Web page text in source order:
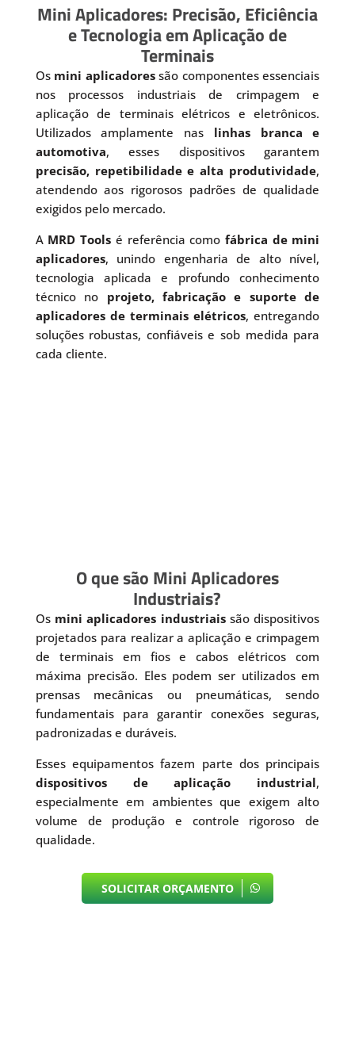
Mini Aplicadores: Precisão, Eficiência
e Tecnologia em Aplicação de
Terminais
Os mini aplicadoressão componentes essenciais
nos processos industriais de crimpagem e
aplicação de terminais elétricos e eletrônicos.
Utilizados amplamente nas linhas branca e
automotiva, esses dispositivos garantem
precisão, repetibilidade e alta produtividade,
atendendo aos rigorosos padrões de qualidade
exigidos pelo mercado.
A MRD Tools é referência como fábrica de mini
aplicadores, unindo engenharia de alto nível,
tecnologia aplicada e profundo conhecimento
técnico no projeto, fabricação e suporte de
aplicadores de terminais elétricos, entregando
soluções robustas, confiáveis e sob medida para
cada cliente.
O que são Mini Aplicadores
Industriais?
Os mini aplicadores industriaissão dispositivos
projetados para realizar a aplicação e crimpagem
de terminais em fios e cabos elétricos com
máxima precisão. Eles podem ser utilizados em
prensas mecânicas ou pneumáticas, sendo
fundamentais para garantir conexões seguras,
padronizadas e duráveis.
Esses equipamentos fazem parte dos principais
dispositivos de aplicação industrial,
especialmente em ambientes que exigem alto
volume de produção e controle rigoroso de
qualidade.
SOLICITAR ORÇAMENTO